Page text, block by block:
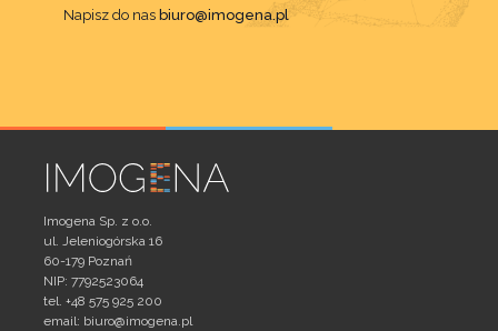
Napisz do nas biuro@imogena.pl
Imogena Sp. z o.o.
ul. Jeleniogórska 16
60-179 Poznań
NIP: 7792523064
tel. +48 575 925 200
email: biuro@imogena.pl